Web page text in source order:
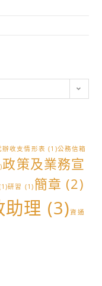
辦收支情形表 (1)公務信箱
政策及業務宣
研習 (1) 簡章 (2)
助理 (3)資通